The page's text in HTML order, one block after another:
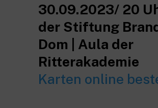
30.09.2023/ 20
der Stiftung
Dom | Aula der
Ritterakademie
Karten online